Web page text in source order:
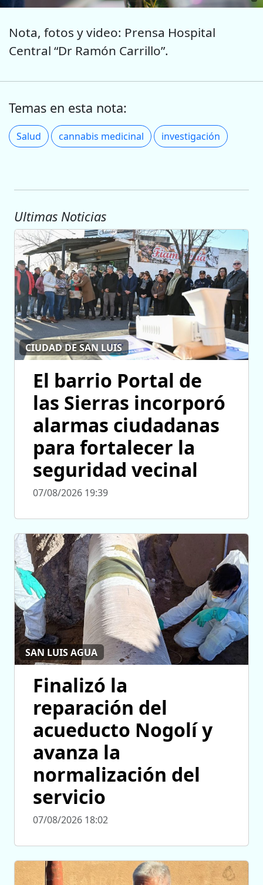
Nota, fotos y video: Prensa Hospital
Central “Dr Ramón Carrillo”.
Temas en esta nota:
Salud cannabis medicinal investigación
Ultimas Noticias
CIUDAD DE SAN LUIS
El barrio Portal de
las Sierras incorporó
alarmas ciudadanas
para fortalecer la
seguridad vecinal
07/08/2026 19:39
SAN LUIS AGUA
Finalizó la
reparación del
acueducto Nogolí y
avanza la
normalización del
servicio
07/08/2026 18:02